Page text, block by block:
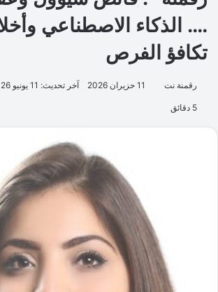
…. الذكاء الاصطناعي
تكافؤ الفرص
رقمنة نت 11 حزيران 2026 آخر تحديث: 11 يونيو 2026